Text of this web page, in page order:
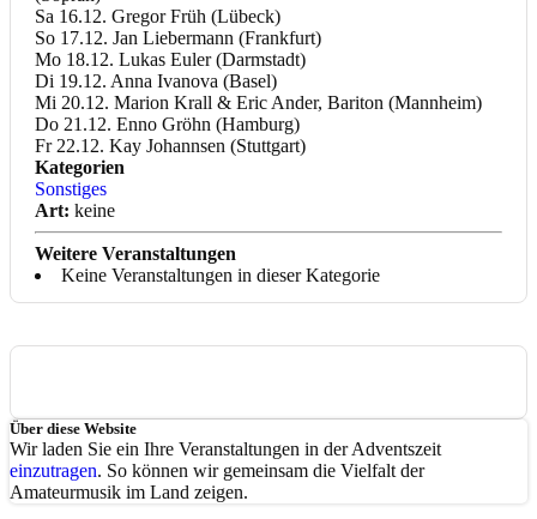
Sa 16.12. Gregor Früh (Lübeck)
So 17.12. Jan Liebermann (Frankfurt)
Mo 18.12. Lukas Euler (Darmstadt)
Di 19.12. Anna Ivanova (Basel)
Mi 20.12. Marion Krall & Eric Ander, Bariton (Mannheim)
Do 21.12. Enno Gröhn (Hamburg)
Fr 22.12. Kay Johannsen (Stuttgart)
Kategorien
Sonstiges
Art: keine
Weitere Veranstaltungen
Keine Veranstaltungen in dieser Kategorie
Über diese Website
Wir laden Sie ein Ihre Veranstaltungen in der Adventszeit
einzutragen. So können wir gemeinsam die Vielfalt der
Amateurmusik im Land zeigen.